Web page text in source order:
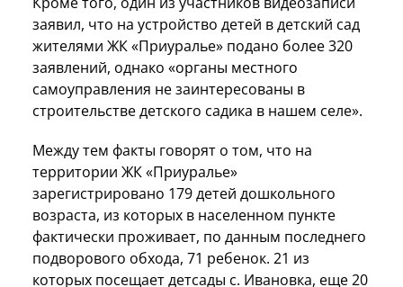
заявил, что на устройство детей в детский сад
жителями ЖК «Приуралье» подано более 320
заявлений, однако «органы местного
самоуправления не заинтересованы в
строительстве детского садика в нашем селе».
Между тем факты говорят о том, что на
территории ЖК «Приуралье»
зарегистрировано 179 детей дошкольного
возраста, из которых в населенном пункте
фактически проживает, по данным последнего
подворового обхода, 71 ребенок. 21 из
которых посещает детсады с. Ивановка, еще 20